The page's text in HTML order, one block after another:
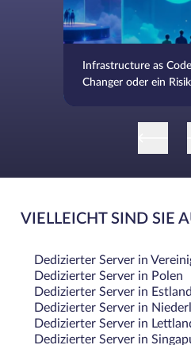
Infrastructure as
Changer oder ein
VIELLEICHT SIND SIE
Dedizierter Server in
Dedizierter Server in Polen
Dedizierter Server in Estland
Dedizierter Server in
Dedizierter Server in
Dedizierter Server in